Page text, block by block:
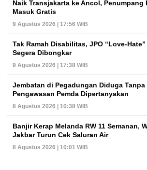
Naik Transjakarta ke Ancol, Penumpang
Masuk Gratis
9 Agustus 2026 | 17:56 WIB
Tak Ramah Disabilitas, JPO “Love-
Segera Dibongkar
9 Agustus 2026 | 17:38 WIB
Jembatan di Pegadungan Diduga Tanpa
Pengawasan Pemda Dipertanyakan
8 Agustus 2026 | 10:38 WIB
Banjir Kerap Melanda RW 11 Semanan,
Jakbar Turun Cek Saluran Air
8 Agustus 2026 | 10:01 WIB